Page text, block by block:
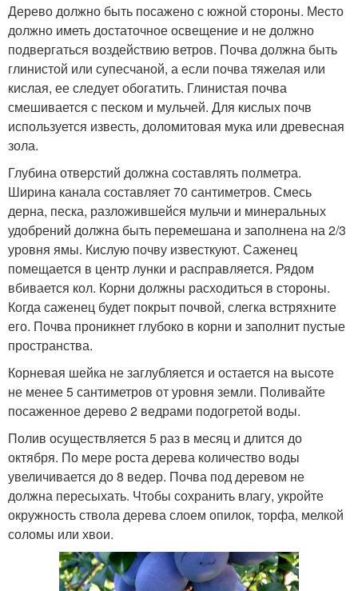
Дерево должно быть посажено с южной стороны. Место
должно иметь достаточное освещение и не должно
подвергаться воздействию ветров. Почва должна быть
глинистой или супесчаной, а если почва тяжелая или
кислая, ее следует обогатить. Глинистая почва
смешивается с песком и мульчей. Для кислых почв
используется известь, доломитовая мука или древесная
зола.
Глубина отверстий должна составлять полметра.
Ширина канала составляет 70 сантиметров. Смесь
дерна, песка, разложившейся мульчи и минеральных
удобрений должна быть перемешана и заполнена на 2/3
уровня ямы. Кислую почву известкуют. Саженец
помещается в центр лунки и расправляется. Рядом
вбивается кол. Корни должны расходиться в стороны.
Когда саженец будет покрыт почвой, слегка встряхните
его. Почва проникнет глубоко в корни и заполнит пустые
пространства.
Корневая шейка не заглубляется и остается на высоте
не менее 5 сантиметров от уровня земли. Поливайте
посаженное дерево 2 ведрами подогретой воды.
Полив осуществляется 5 раз в месяц и длится до
октября. По мере роста дерева количество воды
увеличивается до 8 ведер. Почва под деревом не
должна пересыхать. Чтобы сохранить влагу, укройте
окружность ствола дерева слоем опилок, торфа, мелкой
соломы или хвои.